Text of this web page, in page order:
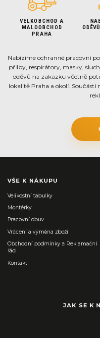
VELKOBCHOD A
MALOOBCHOD
PRAHA
Nabízíme ochranné pracovní
přilby, respirátory, masky,
oděvů na zakázku včetně
lokalitě Praha a okolí. Součástí
VŠE K NÁKUPU
Velikostní tabulky
Montérky
Pracovní obuv
Vrácení a výměna zboží
Obchodní podmínky a Reklamační
řád
Kontakt
JAK SE K